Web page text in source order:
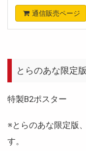
通信販売ページ
とらのあな限定
特製B2ポスター
※とらのあな限定版
す。